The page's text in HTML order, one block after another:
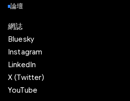
論壇
網誌
Bluesky
Instagram
LinkedIn
X (Twitter)
YouTube